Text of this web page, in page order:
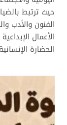
حيث ترتبط
الفنون والأدب
الأعمال
الحضارة